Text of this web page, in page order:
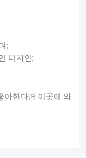
;
디자인;
아한다면 이곳에 와